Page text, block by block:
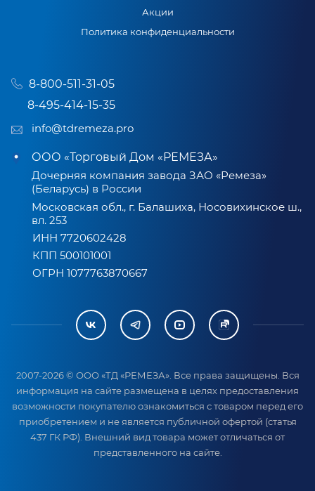
Акции
Политика конфиденциальности
8-800-511-31-05
8-495-414-15-35
info@tdremeza.pro
ООО «Торговый Дом «РЕМЕЗА»
Дочерняя компания завода ЗАО «Ремеза»
(Беларусь) в России
Московская обл., г. Балашиха, Носовихинское ш.,
вл. 253
ИНН 7720602428
КПП 500101001
ОГРН 1077763870667
2007-2026 © ООО «ТД «РЕМЕЗА». Все права защищены. Вся
информация на сайте размещена в целях предоставления
возможности покупателю ознакомиться с товаром перед его
приобретением и не является публичной офертой (статья
437 ГК РФ). Внешний вид товара может отличаться от
представленного на сайте.